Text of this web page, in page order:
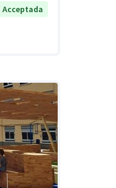
Acceptada